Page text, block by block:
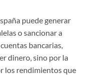
puede generar
o sancionar a
bancarias,
dinero, sino por la
los rendimientos que